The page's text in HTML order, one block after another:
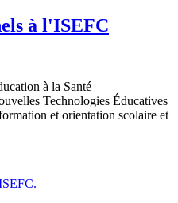
à l'ISEFC
à la Santé
Technologies Éducatives
et orientation scolaire et